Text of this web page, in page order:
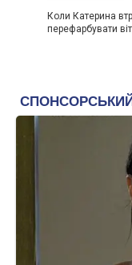
Коли Катерина
перефарбувати